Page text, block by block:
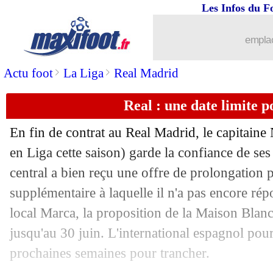
Actu foot> La Liga> Real Madrid
Les Infos du
Real : une date limite
En fin de contrat au Real Madrid, le capitaine
en Liga cette saison) garde la confiance de
central a bien reçu une offre de prolongation
supplémentaire à laquelle il n'a pas encore
local Marca, la proposition de la Maison
jusqu'au 30 juin. L'international espagnol
prochaines semaines pour trancher.
: Griezmann détaille son rôle au
08/06 PSG: Safonov bloqué en Russie ?
Udinese: fin de mission pour
08/06 CdM 2026: le Cameroun écrase le
08/06 Amical: la Slovénie tenue en échec
08/06 Bayern : un dégraissage XXL cet été ?
08/06 PSG: la réponse de Navas aux
08/06 Portugal: Martinez rassure Ronaldo